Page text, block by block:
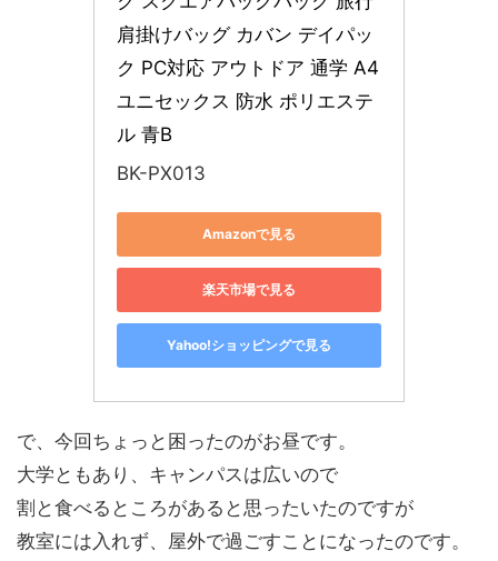
肩掛けバッグ カバン デイパッ
ク PC対応 アウトドア 通学 A4
ユニセックス 防水 ポリエステ
ル 青B
BK-PX013
Amazonで見る
楽天市場で見る
Yahoo!ショッピングで見る
で、今回ちょっと困ったのがお昼です。
大学ともあり、キャンパスは広いので
割と食べるところがあると思ったいたのですが
教室には入れず、屋外で過ごすことになったのです。